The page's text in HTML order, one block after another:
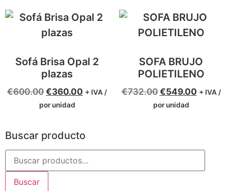
Buscar producto
Buscar
Sofá Brisa Opal 2
plazas
€600.00€360.00 + IVA /
por unidad
SOFA BRUJO
POLIETILENO
€732.00 €549.00 + IVA /
por unidad